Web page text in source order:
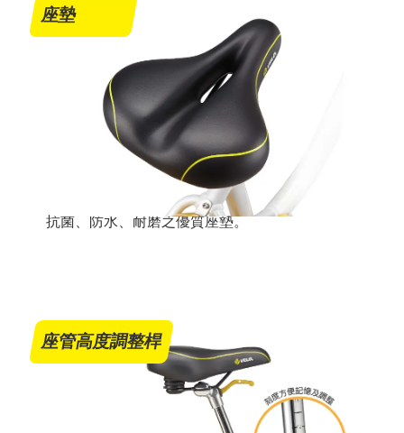
座墊
抗菌、防水、耐磨之優質座墊。
座管高度調整桿